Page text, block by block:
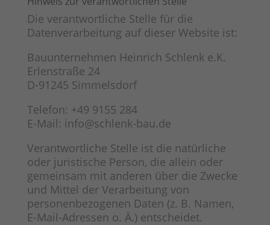
Die verantwortliche Stelle für die
Datenverarbeitung auf dieser Website ist:
Bauunternehmen Heinrich Schlenk e.K.
Erlenstraße 24
D-91245 Simmelsdorf
Telefon: +49 9155 284
E-Mail: info@schlenk-bau.de
Verantwortliche Stelle ist die natürliche
oder juristische Person, die allein oder
gemeinsam mit anderen über die Zwecke
und Mittel der Verarbeitung von
personenbezogenen Daten (z. B. Namen,
E-Mail-Adressen o. Ä.) entscheidet.